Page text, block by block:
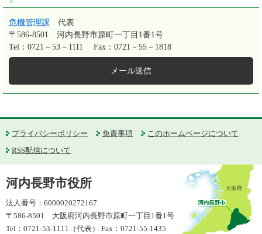
危機管理課
代表
〒586-8501
河内長野市原町一丁目1番1号
Tel：0721－53－1111
Fax：0721－55－1818
メール送信
プライバシーポリシー 免責事項
このホームページについて
RSS配信について
河内長野市役所
法人番号：6000020272167
〒586-8501 大阪府河内長野市原町一丁目1番1号
Tel：0721-53-1111（代表） Fax：0721-55-1435